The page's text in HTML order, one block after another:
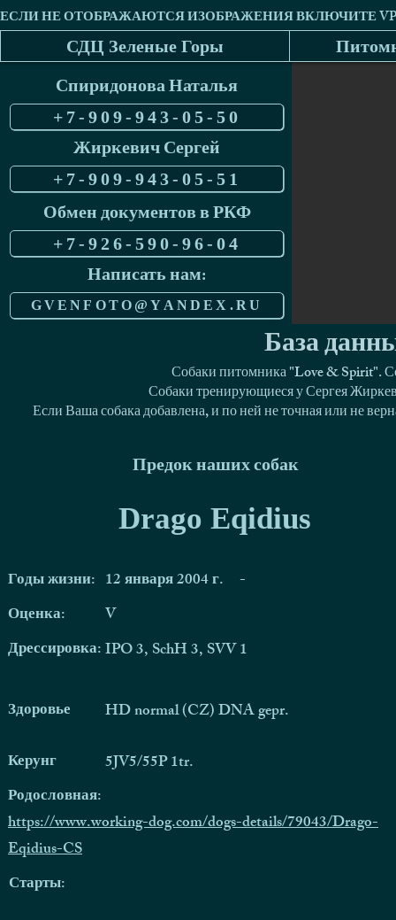
СДЦ Зеленые Горы
Спиридонова Наталья
+7-909-943-05-50
Жиркевич Сергей
+7-909-943-05-51
Обмен документов в РКФ
+7-926-590-96-04
Написать нам:
GVENFOTO@YANDEX.RU
База
Собаки питомника "Love & Spirit".
Собаки тренирующиеся у Сергея
Если Ваша собака добавлена, и по ней не точная или не
Предок наших собак
Drago Eqidius
Годы жизни: 12 января 2004 г.
-
Оценка:
V
Дрессировка:IPO 3, SchH 3, SVV 1
Здоровье
HD normal (CZ) DNA gepr.
Керунг
5JV5/55P 1tr.
Родословная:
https://www.working-dog.com/dogs-details/79043/Drago-
Eqidius-CS
Старты: